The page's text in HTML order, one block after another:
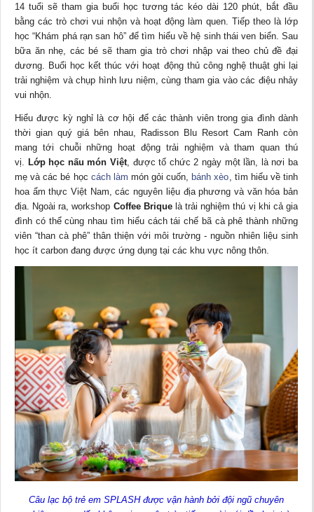
14 tuổi sẽ tham gia buổi học tương tác kéo dài 120 phút, bắt đầu
bằng các trò chơi vui nhộn và hoạt động làm quen. Tiếp theo là lớp
học “Khám phá rạn san hô” để tìm hiểu về hệ sinh thái ven biển. Sau
bữa ăn nhẹ, các bé sẽ tham gia trò chơi nhập vai theo chủ đề đại
dương. Buổi học kết thúc với hoạt động thủ công nghệ thuật ghi lại
trải nghiệm và chụp hình lưu niệm, cùng tham gia vào các điệu nhảy
vui nhộn.
Hiểu được kỳ nghỉ là cơ hội để các thành viên trong gia đình dành
thời gian quý giá bên nhau, Radisson Blu Resort Cam Ranh còn
mang tới chuỗi những hoạt động trải nghiệm và tham quan thú
vị.
Lớp học nấu món Việt , được tổ chức 2 ngày một lần, là nơi ba
mẹ và các bé học cách làm món gỏi cuốn, bánh xèo , tìm hiểu về tinh
hoa ẩm thực Việt Nam, các nguyên liệu địa phương và văn hóa bản
địa. Ngoài ra, workshop Coffee Briquelà trải nghiệm thú vị khi cả gia
đình có thể cùng nhau tìm hiểu cách tái chế bã cà phê thành những
viên “than cà phê” thân thiện với môi trường - nguồn nhiên liệu sinh
học ít carbon đang được ứng dụng tại các khu vực nông thôn.
Câu lạc bộ trẻ em SPLASH được vận hành bởi đội ngũ chuyên